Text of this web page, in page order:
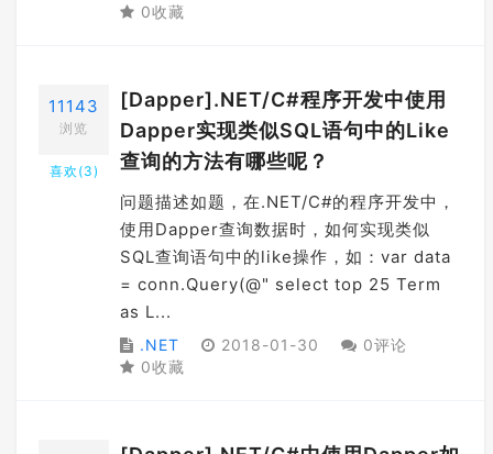
0收藏
11143
浏览
喜欢(3)
[Dapper].NET/C#程序开发中使用
Dapper实现类似SQL语句中的Like
查询的方法有哪些呢？
问题描述如题，在.NET/C#的程序开发中，
使用Dapper查询数据时，如何实现类似
SQL查询语句中的like操作，如：var data
= conn.Query(@" select top 25 Term
as L...
.NET 2018-01-30
0评论
0收藏